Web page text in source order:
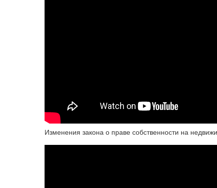
Изменения закона о праве собственности на